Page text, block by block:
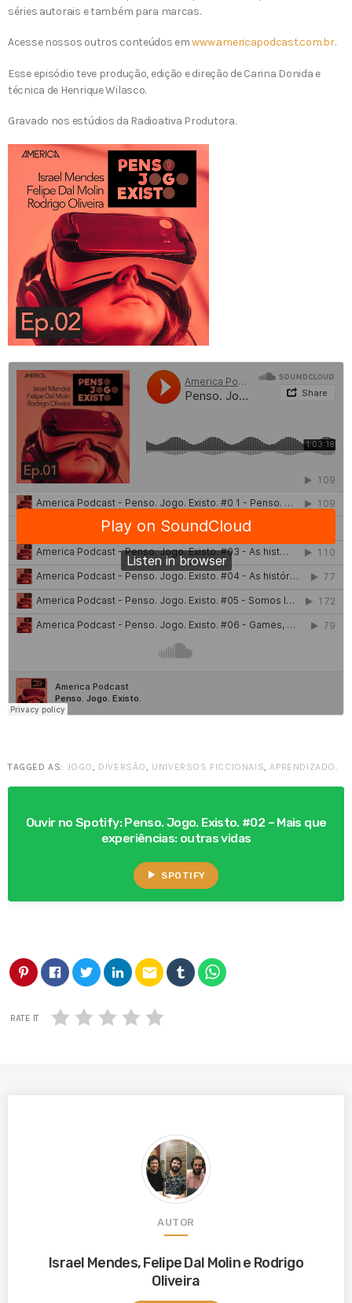
séries autorais e também para marcas.
Acesse nossos outros conteúdos emwww.americapodcast.com.br.
Esse episódio teve produção, edição e direção de Carina Donida e
técnica de Henrique Wilasco.
Gravado nos estúdios da Radioativa Produtora.
TAGGED AS: JOGO, DIVERSÃO, UNIVERSOS FICCIONAIS,APRENDIZADO.
Ouvir no Spotify: Penso. Jogo. Existo. #02 – Mais que
experiências: outras vidas
play_arrow SPOTIFY
email
RATE IT
AUTOR
Israel Mendes, Felipe Dal Molin e Rodrigo
Oliveira